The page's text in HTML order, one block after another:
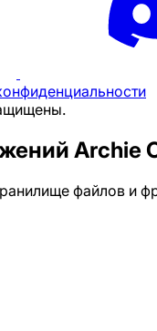
Archie
файлов и